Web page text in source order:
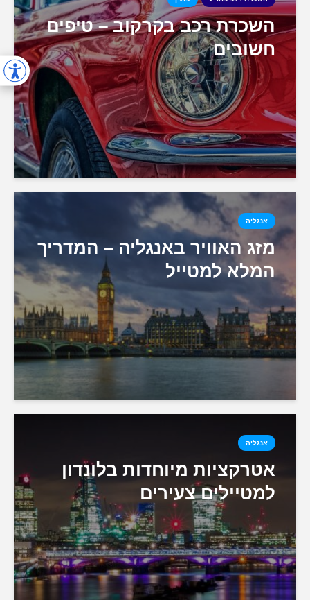
השכרת רכב בקרקוב – טיפים
חשובים
אנגליה
מזג האוויר באנגליה – המדריך
המלא למטייל
אנגליה
אטרקציות מיוחדות בלונדון
למטיילים צעירים